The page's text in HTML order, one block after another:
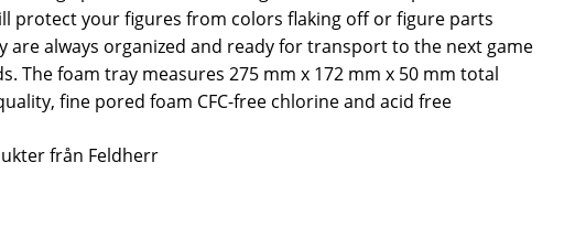
protect your figures from colors flaking off or figure parts
are always organized and ready for transport to the next game
The foam tray measures 275 mm x 172 mm x 50 mm total
fine pored foam CFC-free chlorine and acid free
från Feldherr